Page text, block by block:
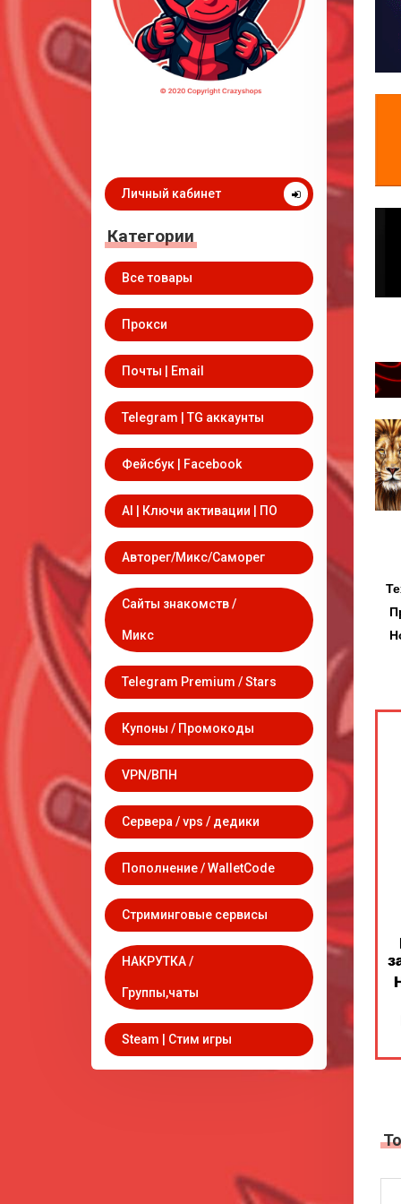
Личный кабинет
Категории
Все товары
Прокси
Почты | Email
Telegram | TG аккаунты
Фейсбук | Facebook
AI | Ключи активации | ПО
Авторег/Микс/Саморег
Сайты знакомств /
Микс
Telegram Premium / Stars
Купоны / Промокоды
VPN/ВПН
Сервера / vps / дедики
Пополнение / WalletCode
Стриминговые сервисы
НАКРУТКА /
Группы,чаты
Steam | Стим игры